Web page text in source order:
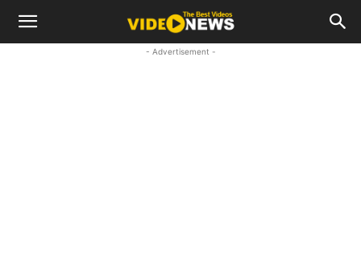
- Advertisement -